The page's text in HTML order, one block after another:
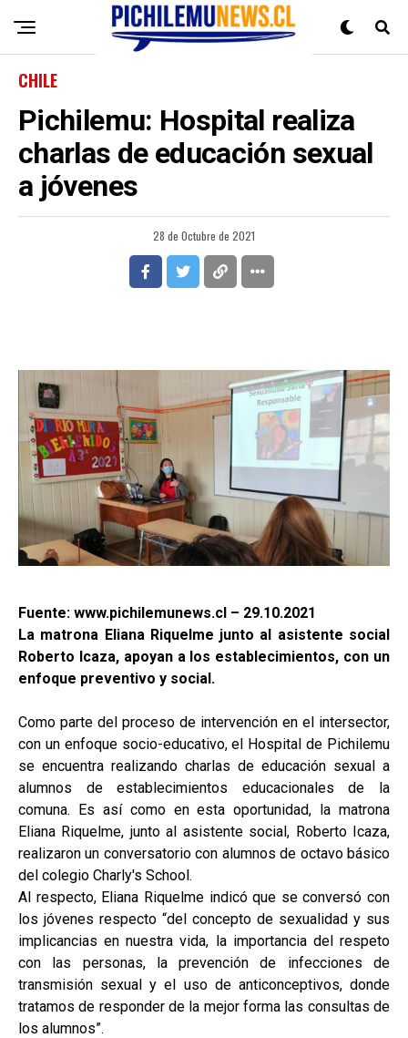
CHILE
Pichilemu: Hospital realiza
charlas de educación sexual
a jóvenes
28 de Octubre de 2021
Fuente: www.pichilemunews.cl – 29.10.2021
La matrona Eliana Riquelme junto al asistente social
Roberto Icaza, apoyan a los establecimientos, con un
enfoque preventivo y social.
Como parte del proceso de intervención en el intersector,
con un enfoque socio-educativo, el Hospital de Pichilemu
se encuentra realizando charlas de educación sexual a
alumnos de establecimientos educacionales de la
comuna. Es así como en esta oportunidad, la matrona
Eliana Riquelme, junto al asistente social, Roberto Icaza,
realizaron un conversatorio con alumnos de octavo básico
del colegio Charly's School.
Al respecto, Eliana Riquelme indicó que se conversó con
los jóvenes respecto “del concepto de sexualidad y sus
implicancias en nuestra vida, la importancia del respeto
con las personas, la prevención de infecciones de
transmisión sexual y el uso de anticonceptivos, donde
tratamos de responder de la mejor forma las consultas de
los alumnos”.